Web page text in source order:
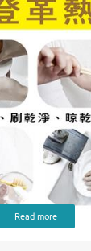
Read more